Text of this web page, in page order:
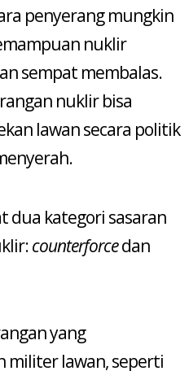
penyerang mungkin
nuklir
sempat membalas.
nuklir bisa
lawan secara politik
dua kategori sasaran
counterforcedan
yang
militer lawan, seperti